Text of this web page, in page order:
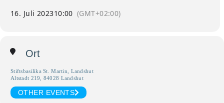
16. Juli 202310:00 (GMT+02:00)
Ort
Stiftsbasilika St. Martin, Landshut
Altstadt 219, 84028 Landshut
OTHER EVENTS